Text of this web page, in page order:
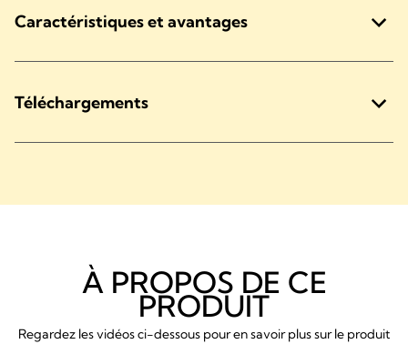
Caractéristiques et avantages
Téléchargements
À PROPOS DE CE
PRODUIT
Regardez les vidéos ci-dessous pour en savoir plus sur le produit